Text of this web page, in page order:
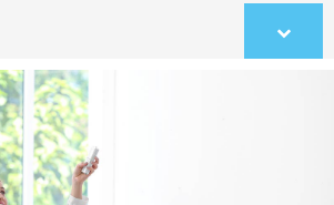
Scroll
to